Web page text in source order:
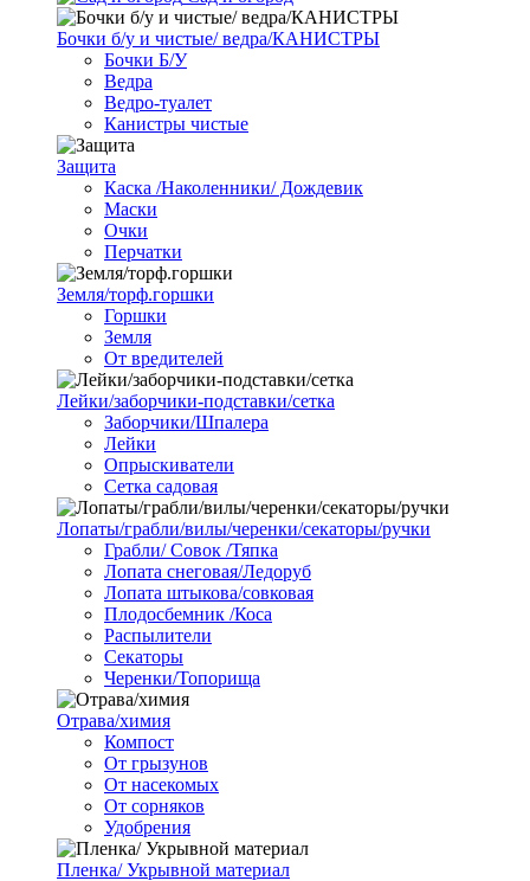
Бочки б/у и чистые/ ведра/КАНИСТРЫ
Бочки Б/У
Ведра
Ведро-туалет
Канистры чистые
Защита
Каска /Наколенники/ Дождевик
Маски
Очки
Перчатки
Земля/торф.горшки
Горшки
Земля
От вредителей
Лейки/заборчики-подставки/сетка
Заборчики/Шпалера
Лейки
Опрыскиватели
Сетка садовая
Лопаты/грабли/вилы/черенки/секаторы/ручки
Грабли/ Совок /Тяпка
Лопата снеговая/Ледоруб
Лопата штыкова/совковая
Плодосбемник /Коса
Распылители
Секаторы
Черенки/Топорища
Отрава/химия
Компост
От грызунов
От насекомых
От сорняков
Удобрения
Пленка/ Укрывной материал